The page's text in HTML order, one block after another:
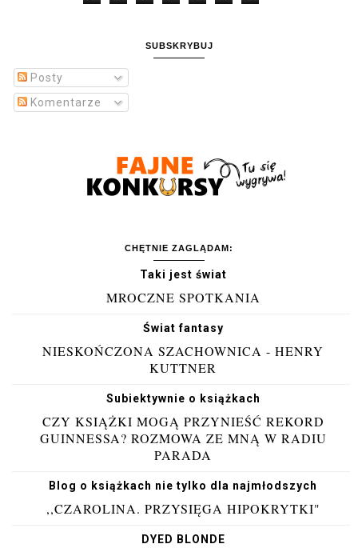
SUBSKRYBUJ
Posty
Komentarze
CHĘTNIE ZAGLĄDAM:
Taki jest świat
MROCZNE SPOTKANIA
Świat fantasy
NIESKOŃCZONA SZACHOWNICA - HENRY
KUTTNER
Subiektywnie o książkach
CZY KSIĄŻKI MOGĄ PRZYNIEŚĆ REKORD
GUINNESSA? ROZMOWA ZE MNĄ W RADIU
PARADA
Blog o książkach nie tylko dla najmłodszych
,,CZAROLINA. PRZYSIĘGA HIPOKRYTKI"
DYED BLONDE